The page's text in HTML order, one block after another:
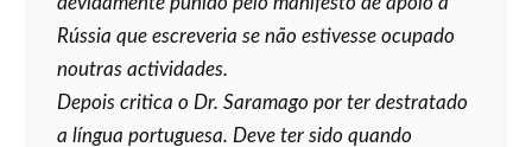
Rússia que escreveria se não estivesse ocupado
noutras actividades.
Depois critica o Dr. Saramago por ter destratado
a língua portuguesa. Deve ter sido quando